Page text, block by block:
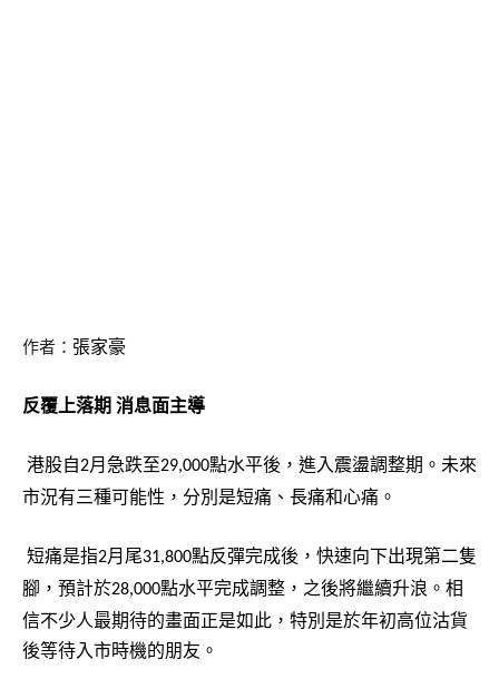
作者： 張家豪
反覆上落期 消息面主導
港股自2月急跌至29,000點水平後，進入震盪調整期。未來
市況有三種可能性，分別是短痛、長痛和心痛。
短痛是指2月尾31,800點反彈完成後，快速向下出現第二隻
腳，預計於28,000點水平完成調整，之後將繼續升浪。相
信不少人最期待的畫面正是如此，特別是於年初高位沽貨
後等待入市時機的朋友。